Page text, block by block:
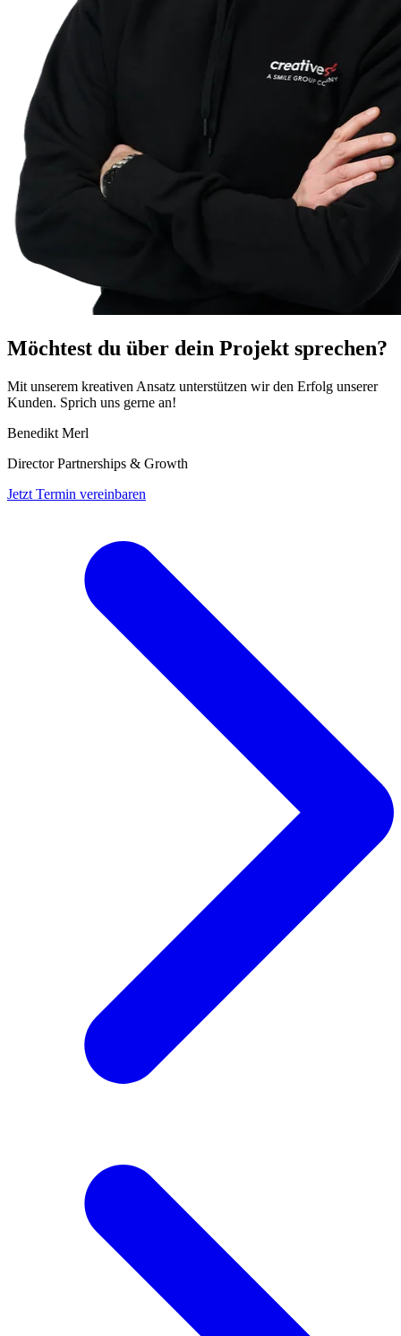
Möchtest du über dein Projekt sprechen?
Mit unserem kreativen Ansatz unterstützen wir den Erfolg unserer
Kunden. Sprich uns gerne an!
Benedikt Merl
Director Partnerships & Growth
Jetzt Termin vereinbaren